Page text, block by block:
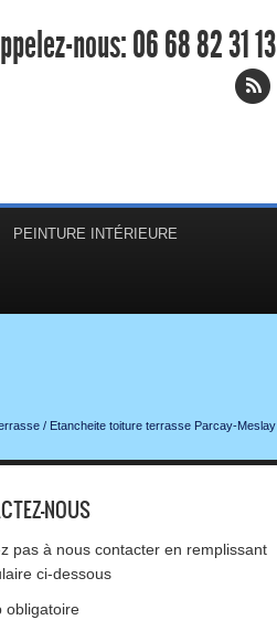
nous:06 68 82 31 13
PEINTURE INTÉRIEURE
/ Etancheite toiture terrasse Parcay-Meslay
NOUS
pas à nous contacter en remplissant
ci-dessous
obligatoire